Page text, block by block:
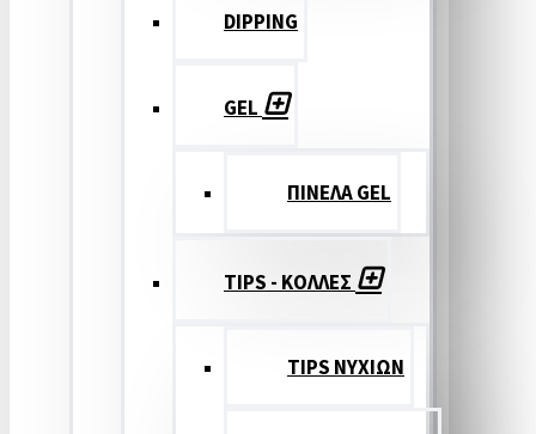
DIPPING
GEL
ΠΙΝΕΛΑ GEL
TIPS - ΚΟΛΛΕΣ
TIPS ΝΥΧΙΩΝ